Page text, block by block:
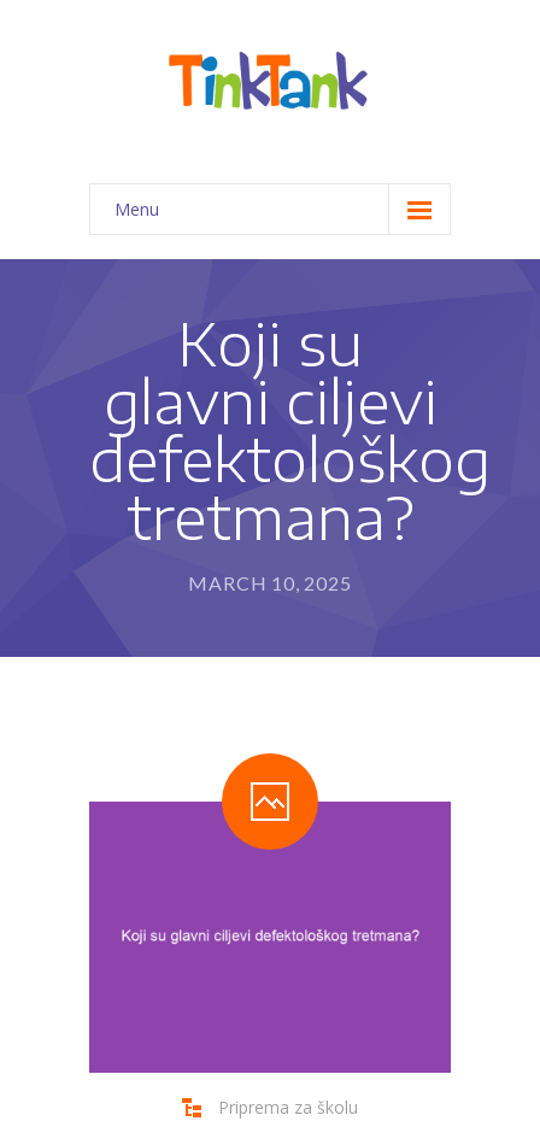
Menu
Početna
-- Priprema predškolaca za 1. razred
-- Kreativno-edukativne radionice
-- Pomoć pri izradi domaćih zadataka
-- Programi edukativne terapije
rukopisa (IET-P®)
-- Stimulacija razvoja deteta
Blog
Koji su
glavni ciljevi
defektološkog
tretmana?
MARCH 10, 2025
Priprema za školu